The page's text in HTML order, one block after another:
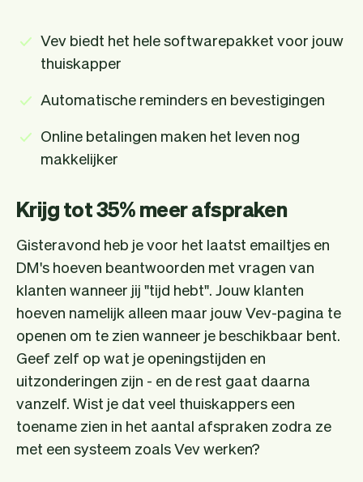
Vev biedt het hele softwarepakket voor jouw
thuiskapper
Automatische reminders en bevestigingen
Online betalingen maken het leven nog
makkelijker
Krijg tot 35% meer afspraken
Gisteravond heb je voor het laatst emailtjes en
DM's hoeven beantwoorden met vragen van
klanten wanneer jij "tijd hebt". Jouw klanten
hoeven namelijk alleen maar jouw Vev-pagina te
openen om te zien wanneer je beschikbaar bent.
Geef zelf op wat je openingstijden en
uitzonderingen zijn - en de rest gaat daarna
vanzelf. Wist je dat veel thuiskappers een
toename zien in het aantal afspraken zodra ze
met een systeem zoals Vev werken?